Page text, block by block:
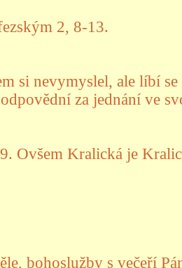
2, 8-13.
si nevymyslel, ale líbí
za jednání ve
Ovšem Kralická je
bohoslužby s večeří